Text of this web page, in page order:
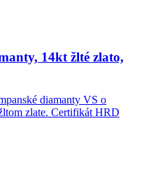
14kt žlté zlato,
diamanty VS o
zlate. Certifikát HRD